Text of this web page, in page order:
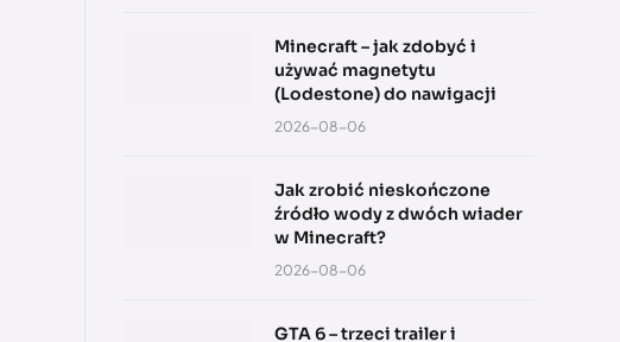
Minecraft – jak zdobyć i
używać magnetytu
(Lodestone) do nawigacji
2026-08-06
Jak zrobić nieskończone
źródło wody z dwóch wiader
w Minecraft?
2026-08-06
GTA 6 – trzeci trailer i